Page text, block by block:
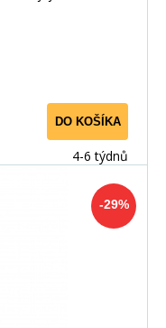
DO KOŠÍKA
4-6 týdnů
-29%